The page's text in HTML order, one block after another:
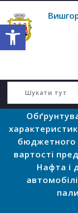
Відкрити Панель
бюджетного
вартості
Нафта і